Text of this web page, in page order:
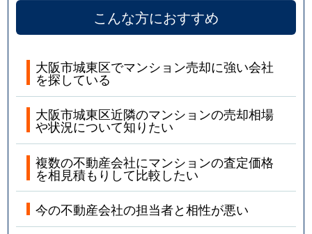
1,700万円 野江
野江
徒歩9分
野江
750万円
野江
4,200万円 野江 徒歩6分
放出西
2,100万円 今福鶴見 徒歩15分
放出西
2,400万円 今福鶴見 徒歩15分
東中浜
4,100万円 深江橋 徒歩11分
こんな方におすすめ
大阪市城東区でマンション売却に強い会社
を探している
大阪市城東区近隣のマンションの売却相場
や状況について知りたい
複数の不動産会社にマンションの査定価格
を相見積もりして比較したい
今の不動産会社の担当者と相性が悪い